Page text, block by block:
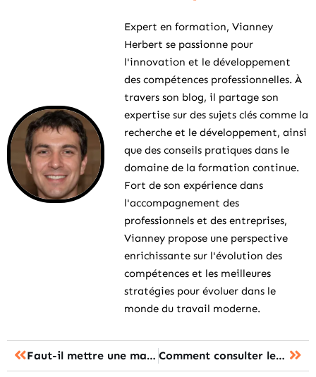
Expert en formation, Vianney
Herbert se passionne pour
l'innovation et le développement
des compétences professionnelles. À
travers son blog, il partage son
expertise sur des sujets clés comme la
recherche et le développement, ainsi
que des conseils pratiques dans le
domaine de la formation continue.
Fort de son expérience dans
l'accompagnement des
professionnels et des entreprises,
Vianney propose une perspective
enrichissante sur l'évolution des
compétences et les meilleures
stratégies pour évoluer dans le
monde du travail moderne.
Faut-il mettre une majuscule après deux points ? Comment consulter les résultats CAPES ?